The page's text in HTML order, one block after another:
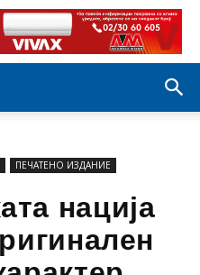
ПЕЧАТЕНО ИЗДАНИЕ
нација